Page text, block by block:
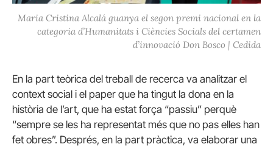
Maria Cristina Alcalá guanya el segon premi nacional en la
categoria d’Humanitats i Ciències Socials del certamen
d’innovació Don Bosco | Cedida
En la part teòrica del treball de recerca va analitzar el
context social i el paper que ha tingut la dona en la
història de l’art, que ha estat força “passiu” perquè
“sempre se les ha representat més que no pas elles han
fet obres”. Després, en la part pràctica, va elaborar una